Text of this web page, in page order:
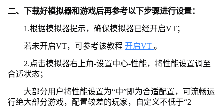
二、下载好模拟器和游戏后再参考以下步骤进行设置：
1.根据模拟器提示，确保模拟器已经开启VT；
若未开启VT，可参考该教程 开启VT 。
2.点击模拟器右上角-设置中心-性能，将性能设置调至
合适状态；
大部分用户将性能设置为“中”即为合适配置，可流畅运
行绝大部分游戏，配置较差的玩家，自定义不低于“2